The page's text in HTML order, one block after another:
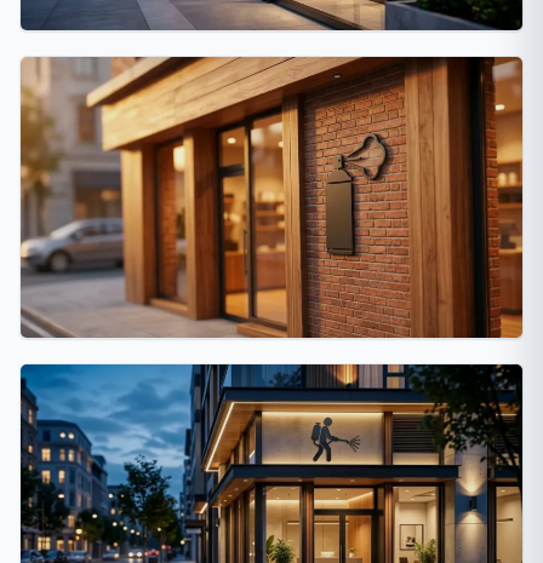
La Plata
18 fumigaciones
Villa Devoto
17 fumigaciones